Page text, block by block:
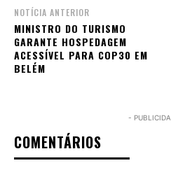
NOTÍCIA ANTERIOR
MINISTRO DO TURISMO
GARANTE HOSPEDAGEM
ACESSÍVEL PARA COP30 EM
BELÉM
-
COMENTÁRIOS